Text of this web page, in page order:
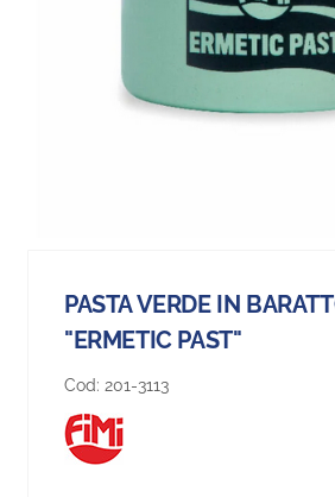
PASTA VERDE IN
"ERMETIC PAST"
Cod: 201-3113